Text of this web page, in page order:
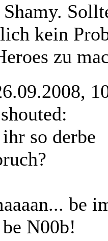
kein
zu
shouted:
so derbe
be
N00b!